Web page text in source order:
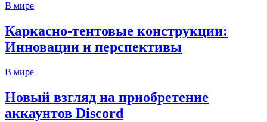
В мире
Каркасно-тентовые конструкции:
Инновации и перспективы
В мире
Новый взгляд на приобретение
аккаунтов Discord